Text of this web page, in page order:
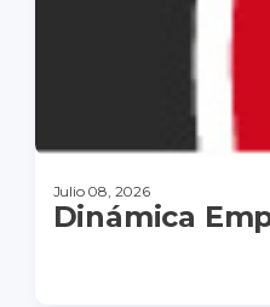
Julio 08, 2026
Dinámica